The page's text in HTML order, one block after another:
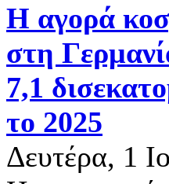
Η αγορά
στη
7,1
το 2025
Δευτέρα, 1